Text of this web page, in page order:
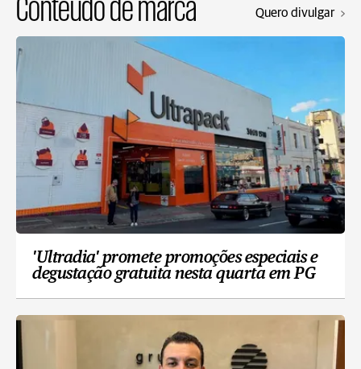
Quero divulgar
'Ultradia' promete promoções especiais e
degustação gratuita nesta quarta em PG